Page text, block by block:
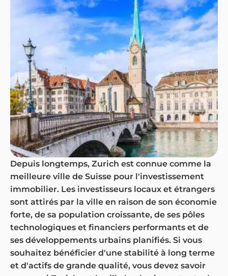
Depuis longtemps, Zurich est connue comme la
meilleure ville de Suisse pour l'investissement
immobilier. Les investisseurs locaux et étrangers
sont attirés par la ville en raison de son économie
forte, de sa population croissante, de ses pôles
technologiques et financiers performants et de
ses développements urbains planifiés. Si vous
souhaitez bénéficier d'une stabilité à long terme
et d'actifs de grande qualité, vous devez savoir